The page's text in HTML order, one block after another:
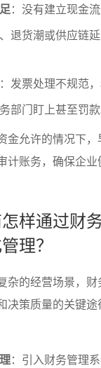
：没有建立现金
退货潮或供应链
：发票处理不规范
部门盯上甚至罚款
金允许的情况下
计账务，确保企业
样通过财
理？
杂的经营场景，
决策质量的关键
：引入财务管理